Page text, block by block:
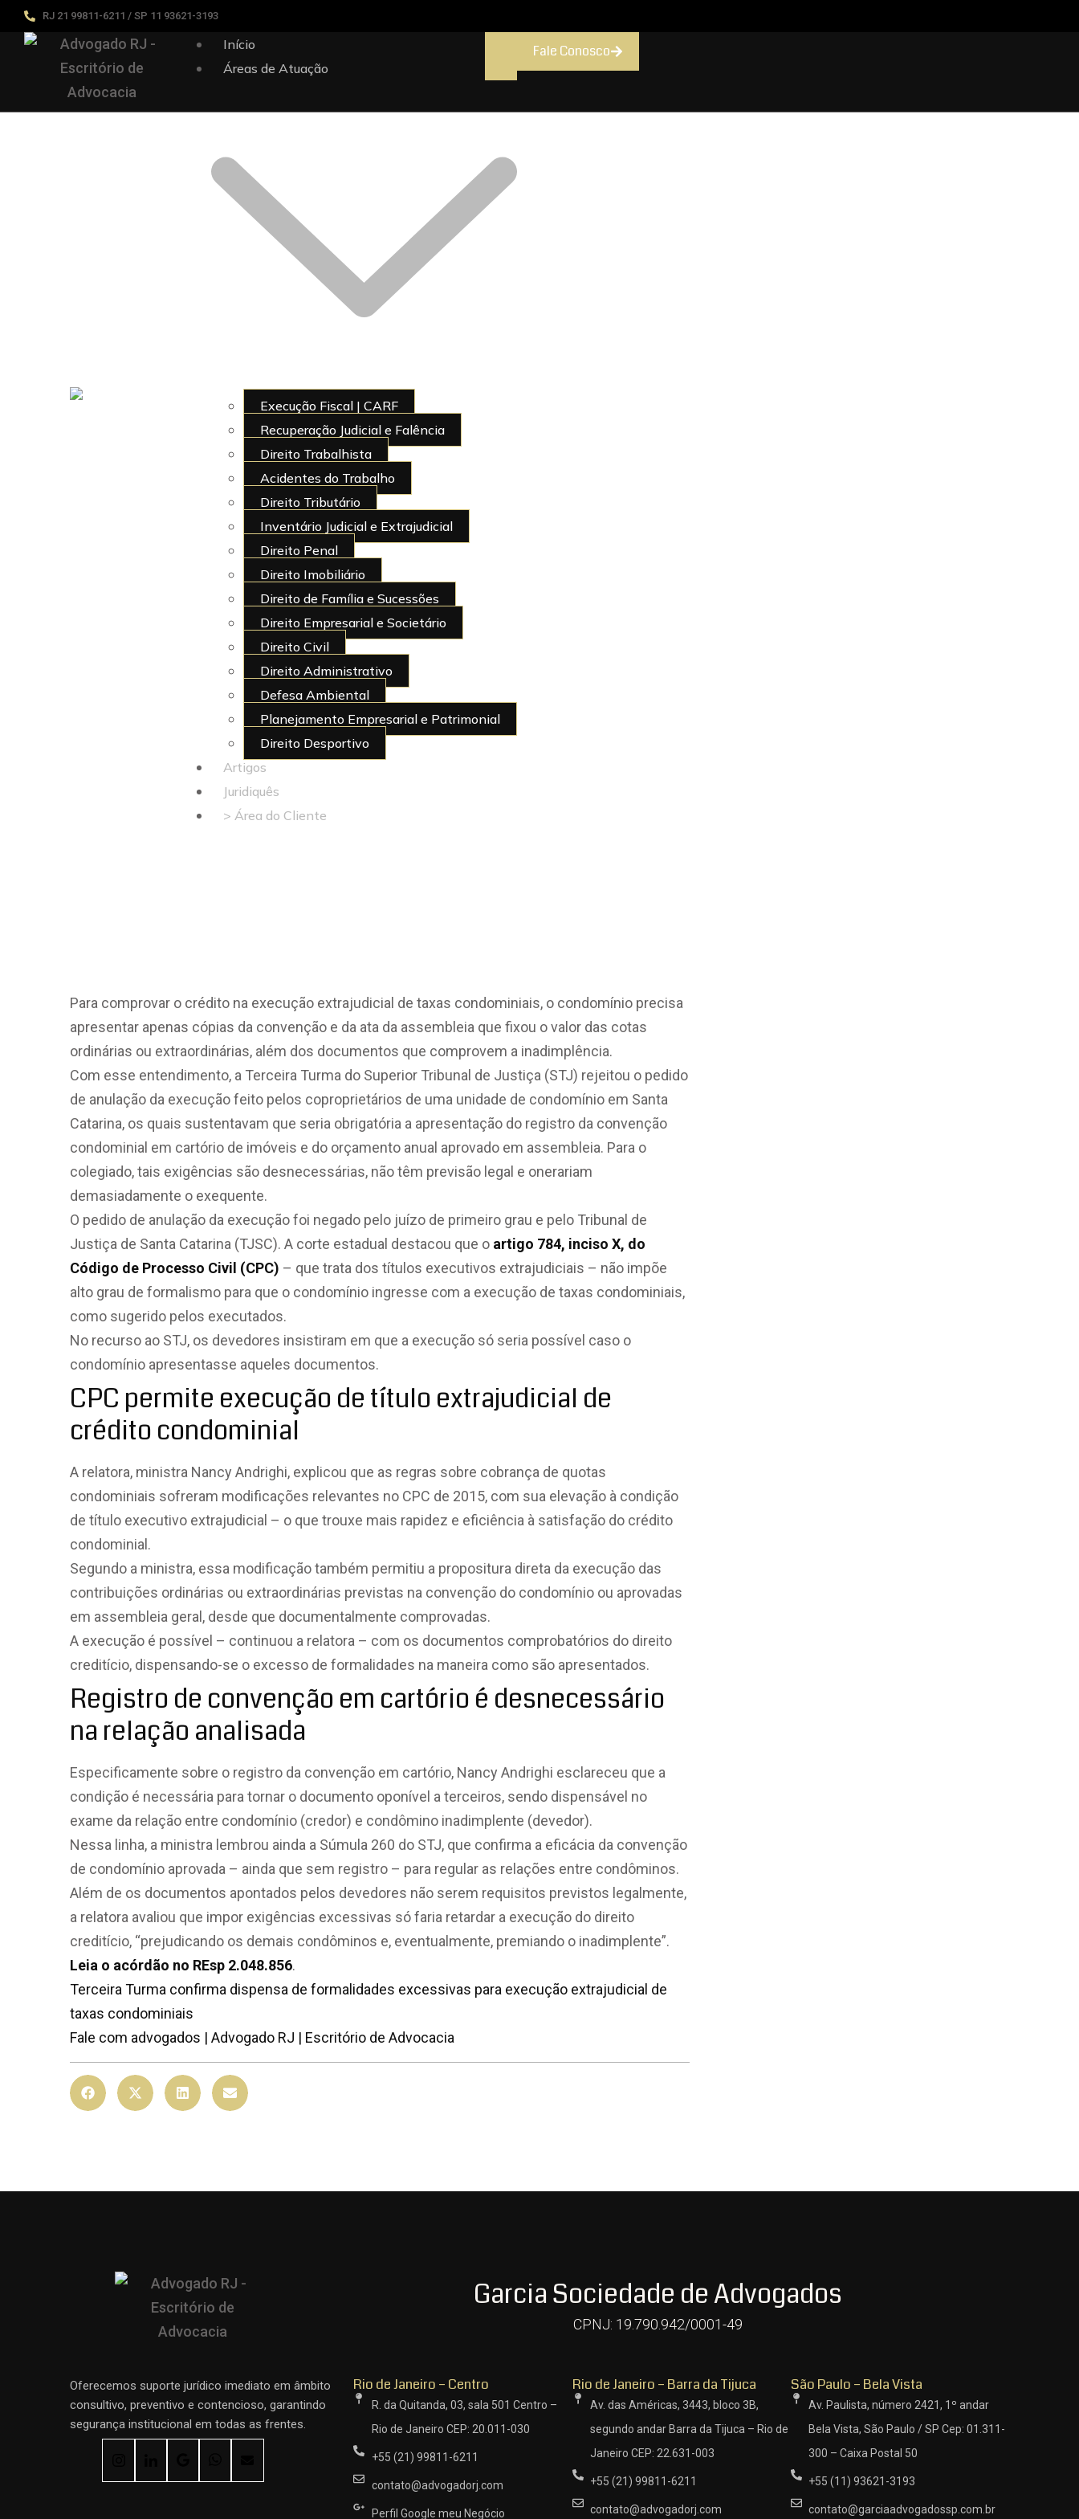
RJ 21 99811-6211 / SP 11 93621-3193
Início
Áreas de Atuação
Execução Fiscal | CARF
Recuperação Judicial e Falência
Direito Trabalhista
Acidentes do Trabalho
Direito Tributário
Inventário Judicial e Extrajudicial
Direito Penal
Direito Imobiliário
Direito de Família e Sucessões
Direito Empresarial e Societário
Direito Civil
Direito Administrativo
Defesa Ambiental
Planejamento Empresarial e Patrimonial
Direito Desportivo
Artigos
Juridiquês
> Área do Cliente
Fale Conosco
Terceira Turma confirma
dispensa de
formalidades excessivas
para execução
Para comprovar o crédito na execução extrajudicial de taxas condominiais, o condomínio precisa
apresentar apenas cópias da convenção e da ata da assembleia que fixou o valor das cotas
ordinárias ou extraordinárias, além dos documentos que comprovem a inadimplência.
Com esse entendimento, a Terceira Turma do Superior Tribunal de Justiça (STJ) rejeitou o pedido
de anulação da execução feito pelos coproprietários de uma unidade de condomínio em Santa
Catarina, os quais sustentavam que seria obrigatória a apresentação do registro da convenção
condominial em cartório de imóveis e do orçamento anual aprovado em assembleia. Para o
colegiado, tais exigências são desnecessárias, não têm previsão legal e onerariam
demasiadamente o exequente.
O pedido de anulação da execução foi negado pelo juízo de primeiro grau e pelo Tribunal de
Justiça de Santa Catarina (TJSC). A corte estadual destacou que o artigo 784, inciso X, do
Código de Processo Civil (CPC) – que trata dos títulos executivos extrajudiciais – não impõe
alto grau de formalismo para que o condomínio ingresse com a execução de taxas condominiais,
como sugerido pelos executados.
No recurso ao STJ, os devedores insistiram em que a execução só seria possível caso o
condomínio apresentasse aqueles documentos.
CPC permite execução de título extrajudicial de
crédito condominial
A relatora, ministra Nancy Andrighi, explicou que as regras sobre cobrança de quotas
condominiais sofreram modificações relevantes no CPC de 2015, com sua elevação à condição
de título executivo extrajudicial – o que trouxe mais rapidez e eficiência à satisfação do crédito
condominial.
Segundo a ministra, essa modificação também permitiu a propositura direta da execução das
contribuições ordinárias ou extraordinárias previstas na convenção do condomínio ou aprovadas
em assembleia geral, desde que documentalmente comprovadas.
A execução é possível – continuou a relatora – com os documentos comprobatórios do direito
creditício, dispensando-se o excesso de formalidades na maneira como são apresentados.
Registro de convenção em cartório é desnecessário
na relação analisada
Especificamente sobre o registro da convenção em cartório, Nancy Andrighi esclareceu que a
condição é necessária para tornar o documento oponível a terceiros, sendo dispensável no
exame da relação entre condomínio (credor) e condômino inadimplente (devedor).
Nessa linha, a ministra lembrou ainda a Súmula 260 do STJ, que confirma a eficácia da convenção
de condomínio aprovada – ainda que sem registro – para regular as relações entre condôminos.
Além de os documentos apontados pelos devedores não serem requisitos previstos legalmente,
a relatora avaliou que impor exigências excessivas só faria retardar a execução do direito
creditício, “prejudicando os demais condôminos e, eventualmente, premiando o inadimplente”.
Leia o acórdão no REsp 2.048.856.
Terceira Turma confirma dispensa de formalidades excessivas para execução extrajudicial de
taxas condominiais
Fale com advogados | Advogado RJ | Escritório de Advocacia
Garcia Sociedade de Advogados
CPNJ: 19.790.942/0001-49
Oferecemos suporte jurídico imediato em âmbito
consultivo, preventivo e contencioso, garantindo
segurança institucional em todas as frentes.
Rio de Janeiro – Centro
R. da Quitanda, 03, sala 501 Centro –
Rio de Janeiro CEP: 20.011-030
+55 (21) 99811-6211
contato@advogadorj.com
Perfil Google meu Negócio
Rio de Janeiro – Barra da Tijuca
Av. das Américas, 3443, bloco 3B,
segundo andar Barra da Tijuca – Rio de
Janeiro CEP: 22.631-003
+55 (21) 99811-6211
contato@advogadorj.com
São Paulo – Bela Vista
Av. Paulista, número 2421, 1º andar
Bela Vista, São Paulo / SP Cep: 01.311-
300 – Caixa Postal 50
+55 (11) 93621-3193
contato@garciaadvogadossp.com.br